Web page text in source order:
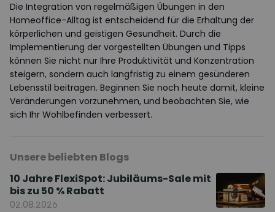
Die Integration von regelmäßigen Übungen in den
Homeoffice-Alltag ist entscheidend für die Erhaltung der
körperlichen und geistigen Gesundheit. Durch die
Implementierung der vorgestellten Übungen und Tipps
können Sie nicht nur Ihre Produktivität und Konzentration
steigern, sondern auch langfristig zu einem gesünderen
Lebensstil beitragen. Beginnen Sie noch heute damit, kleine
Veränderungen vorzunehmen, und beobachten Sie, wie
sich Ihr Wohlbefinden verbessert.
Unsere beliebten Blogs
10 Jahre FlexiSpot: Jubiläums-Sale mit
bis zu 50 % Rabatt
02.08.2026